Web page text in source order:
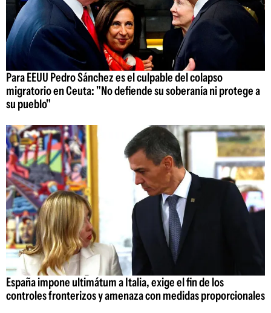
Para EEUU Pedro Sánchez es el culpable del colapso
migratorio en Ceuta: "No defiende su soberanía ni protege a
su pueblo"
España impone ultimátum a Italia, exige el fin de los
controles fronterizos y amenaza con medidas proporcionales